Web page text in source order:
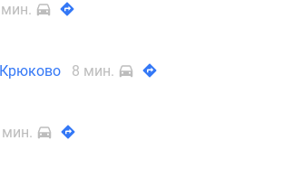
8 мин.
мин.